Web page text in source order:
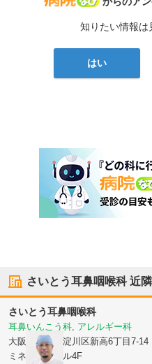
知りたい情報は
はい
さいとう耳鼻咽喉科近隣
さいとう耳鼻咽喉科
耳鼻いんこう科, アレルギー科
大阪府大阪市淀川区新高6丁目7-14
ミネルヴァビル4F